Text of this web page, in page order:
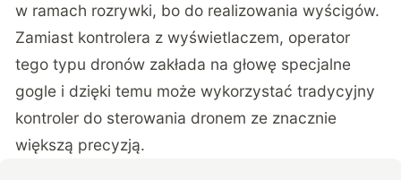
w ramach rozrywki, bo do realizowania wyścigów.
Zamiast kontrolera z wyświetlaczem, operator
tego typu dronów zakłada na głowę specjalne
gogle i dzięki temu może wykorzystać tradycyjny
kontroler do sterowania dronem ze znacznie
większą precyzją.